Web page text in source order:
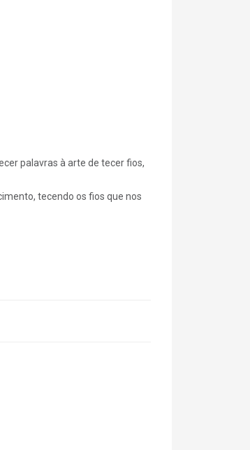
palavras à arte de tecer fios,
tecendo os fios que nos